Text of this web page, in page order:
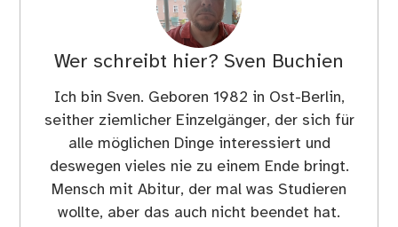
Wer schreibt hier? Sven Buchien
Ich bin Sven. Geboren 1982 in Ost-Berlin,
seither ziemlicher Einzelgänger, der sich für
alle möglichen Dinge interessiert und
deswegen vieles nie zu einem Ende bringt.
Mensch mit Abitur, der mal was Studieren
wollte, aber das auch nicht beendet hat.